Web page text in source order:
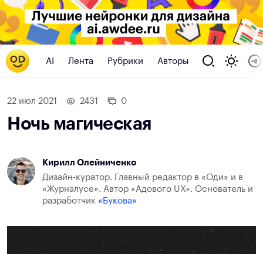
AI Лента Рубрики Авторы
22 июл 2021 2431 0
Ночь магическая
Кирилл Олейниченко
Дизайн-куратор. Главный редактор в «Оди» и в
«Журналусе». Автор «Адового UX». Основатель и
разработчик «Букова»